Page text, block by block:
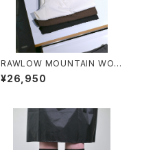
RAWLOW MOUNTAIN WOR
KS / HIKER BAKER PANTS
¥26,950